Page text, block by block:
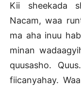
Kii sheekada
Nacam, waa
ma aha inuu
minan
quusasho.
fiicanyahay.